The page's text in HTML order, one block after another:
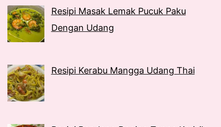
Resipi Masak Lemak Pucuk Paku
Dengan Udang
Resipi Kerabu Mangga Udang Thai